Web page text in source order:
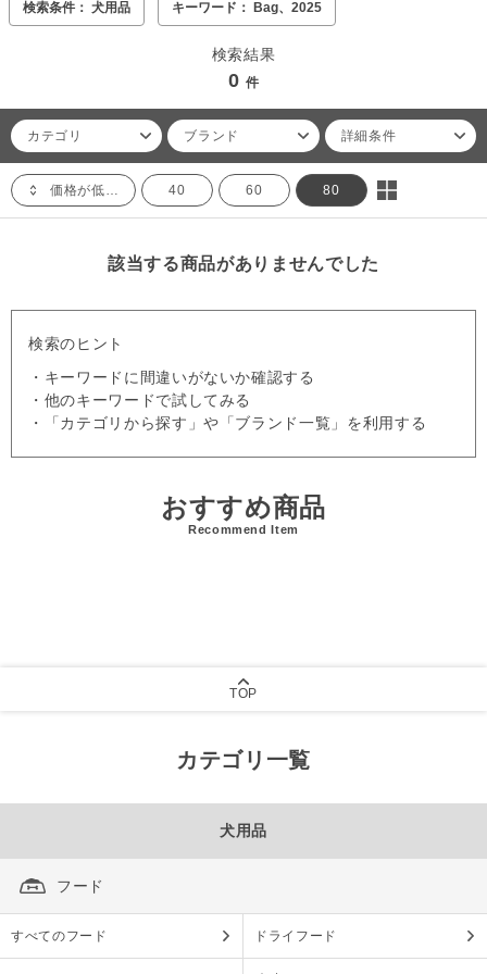
検索条件： 犬用品 キーワード： Bag、2025
検索結果
0 件
カテゴリ ブランド 詳細条件
価格が低い順 40 60 80
該当する商品がありませんでした
検索のヒント
・キーワードに間違いがないか確認する
・他のキーワードで試してみる
・「カテゴリから探す」や「ブランド一覧」を利用する
おすすめ商品
Recommend Item
TOP
カテゴリ一覧
犬用品
フード
すべてのフード ドライフード